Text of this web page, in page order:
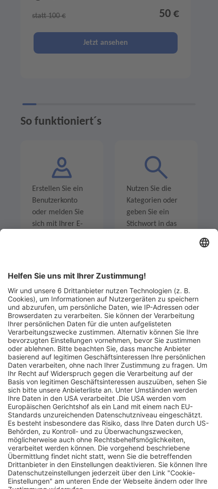
statt 100 € 50 €
Jetzt ansehen
So funktioniert´s
Erstellen Sie ein
Benutzerkonto
oder melden Sie
sich mit Ihrer E-
Nutzen Sie die
Kategorien oder
geben Sie ein
Stichwort in das
Legen Sie zum
Mitbieten eine
Höchstgrenze für
Ihr Gebot fest. Ein
automatischer
Bietagent bietet
für Sie bis zum
Höchstgebot.
Sind Sie am Ende
der
Höchstbietende,
werden Sie per E-
Mail informiert
und erhalten nach
Zahlungseingang
ein Zertifikat zum
Einlösen des
Angebots.